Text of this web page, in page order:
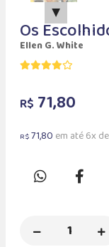
▲
Os
Ellen G. White
R$ 71,80
R$71,80 em até 6x